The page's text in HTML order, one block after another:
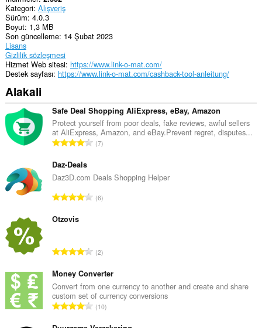
Kategori Alışveriş
Sürüm 4.0.3
Boyut 1,3 MB
Son güncelleme 14 Şubat 2023
Lisans
Gizlilik sözleşmesi
Hizmet Web sitesi https://www.link-o-mat.com/
Destek sayfası https://www.link-o-mat.com/cashback-tool-anleitung/
Alakali
Safe Deal Shopping AliExpress, eBay, Amazon
Protect yourself from poor deals, fake reviews, awful sellers
at AliExpress, Amazon, and eBay.Prevent regret, disputes...
T
l
m
a
y
ı
s
ı
:
7
Daz-Deals
Daz3D.com Deals Shopping Helper
T
m
y
s
a
y
6
Otzovis
T
p
l
a
m
2
Money Converter
Convert from one currency to another and create and share
custom set of currency conversions
T10